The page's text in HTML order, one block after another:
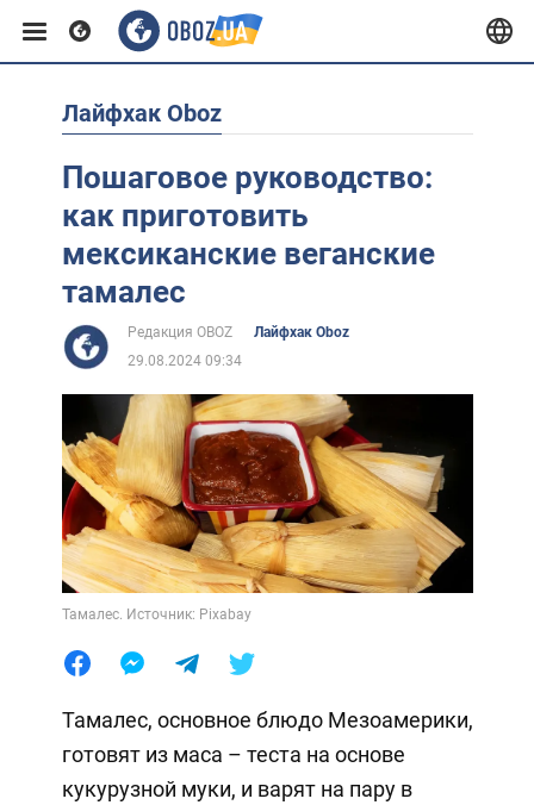
Европа
США
Азия
Африка
Жизнь
Лайфхаки
Лайфхак Oboz
Пошаговое руководство:
как приготовить
мексиканские веганские
тамалес
Редакция OBOZ
Лайфхак Oboz
29.08.2024 09:34
Тамалес. Источник: Pixabay
Тамалес, основное блюдо Мезоамерики,
готовят из маса – теста на основе
кукурузной муки, и варят на пару в